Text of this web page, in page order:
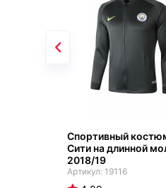
Спортивный
Сити на длинной
2018/19
19116